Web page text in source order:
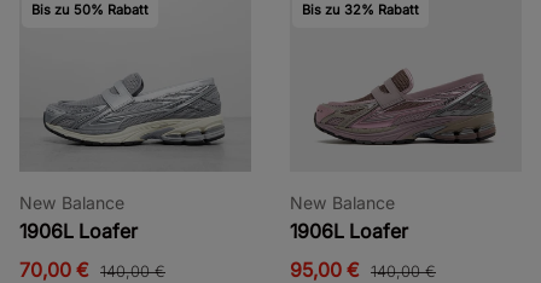
Bis zu 50% Rabatt
New Balance
1906L Loafer
70,00 € 140,00 €
Bis zu 32% Rabatt
New Balance
1906L Loafer
95,00 € 140,00 €